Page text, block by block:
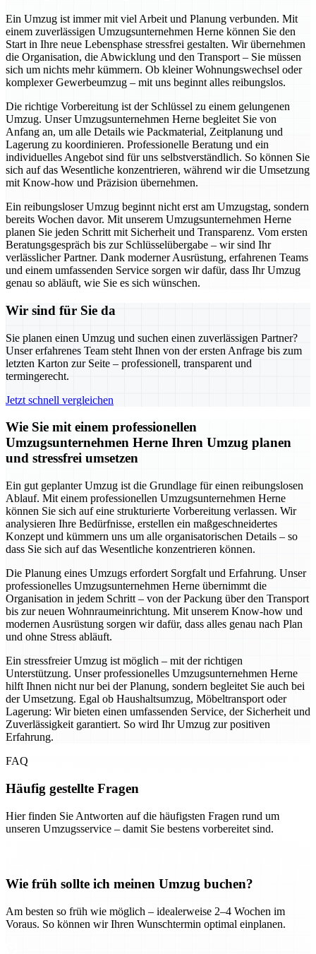
Ein Umzug ist immer mit viel Arbeit und Planung verbunden. Mit
einem zuverlässigen Umzugsunternehmen Herne können Sie den
Start in Ihre neue Lebensphase stressfrei gestalten. Wir übernehmen
die Organisation, die Abwicklung und den Transport – Sie müssen
sich um nichts mehr kümmern. Ob kleiner Wohnungswechsel oder
komplexer Gewerbeumzug – mit uns beginnt alles reibungslos.
Die richtige Vorbereitung ist der Schlüssel zu einem gelungenen
Umzug. Unser Umzugsunternehmen Herne begleitet Sie von
Anfang an, um alle Details wie Packmaterial, Zeitplanung und
Lagerung zu koordinieren. Professionelle Beratung und ein
individuelles Angebot sind für uns selbstverständlich. So können Sie
sich auf das Wesentliche konzentrieren, während wir die Umsetzung
mit Know-how und Präzision übernehmen.
Ein reibungsloser Umzug beginnt nicht erst am Umzugstag, sondern
bereits Wochen davor. Mit unserem Umzugsunternehmen Herne
planen Sie jeden Schritt mit Sicherheit und Transparenz. Vom ersten
Beratungsgespräch bis zur Schlüsselübergabe – wir sind Ihr
verlässlicher Partner. Dank moderner Ausrüstung, erfahrenen Teams
und einem umfassenden Service sorgen wir dafür, dass Ihr Umzug
genau so abläuft, wie Sie es sich wünschen.
Wir sind für Sie da
Sie planen einen Umzug und suchen einen zuverlässigen Partner?
Unser erfahrenes Team steht Ihnen von der ersten Anfrage bis zum
letzten Karton zur Seite – professionell, transparent und
termingerecht.
Jetzt schnell vergleichen
Wie Sie mit einem professionellen
Umzugsunternehmen Herne Ihren Umzug planen
und stressfrei umsetzen
Ein gut geplanter Umzug ist die Grundlage für einen reibungslosen
Ablauf. Mit einem professionellen Umzugsunternehmen Herne
können Sie sich auf eine strukturierte Vorbereitung verlassen. Wir
analysieren Ihre Bedürfnisse, erstellen ein maßgeschneidertes
Konzept und kümmern uns um alle organisatorischen Details – so
dass Sie sich auf das Wesentliche konzentrieren können.
Die Planung eines Umzugs erfordert Sorgfalt und Erfahrung. Unser
professionelles Umzugsunternehmen Herne übernimmt die
Organisation in jedem Schritt – von der Packung über den Transport
bis zur neuen Wohnraumeinrichtung. Mit unserem Know-how und
modernen Ausrüstung sorgen wir dafür, dass alles genau nach Plan
und ohne Stress abläuft.
Ein stressfreier Umzug ist möglich – mit der richtigen
Unterstützung. Unser professionelles Umzugsunternehmen Herne
hilft Ihnen nicht nur bei der Planung, sondern begleitet Sie auch bei
der Umsetzung. Egal ob Haushaltsumzug, Möbeltransport oder
Lagerung: Wir bieten einen umfassenden Service, der Sicherheit und
Zuverlässigkeit garantiert. So wird Ihr Umzug zur positiven
Erfahrung.
FAQ
Häufig gestellte Fragen
Hier finden Sie Antworten auf die häufigsten Fragen rund um
unseren Umzugsservice – damit Sie bestens vorbereitet sind.
Wie früh sollte ich meinen Umzug buchen?
Am besten so früh wie möglich – idealerweise 2–4 Wochen im
Voraus. So können wir Ihren Wunschtermin optimal einplanen.